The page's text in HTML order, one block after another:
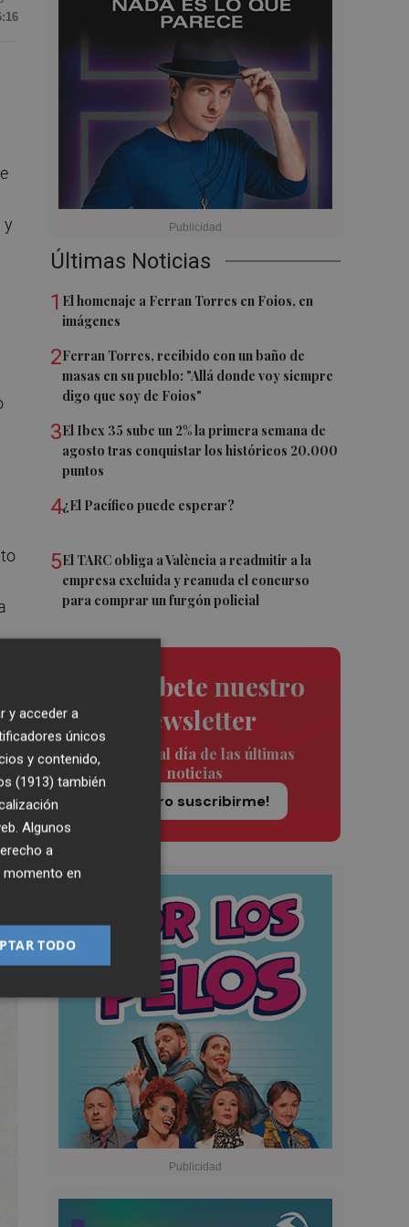
Últimas Noticias
1 El homenaje a Ferran Torres en Foios, en
imágenes
2Ferran Torres, recibido con un baño de
masas en su pueblo: "Allá donde voy siempre
digo que soy de Foios"
3El Ibex 35 sube un 2% la primera semana de
agosto tras conquistar los históricos 20.000
puntos
4¿El Pacífico puede esperar?
5El TARC obliga a València a readmitir a la
empresa excluida y reanuda el concurso
para comprar un furgón policial
Suscríbete nuestro
newsletter
Siempre al día de las últimas
noticias
¡Quiero suscribirme!
y
y acceder a
únicos
y contenido,
(1913) también
Algunos
a
momento en
TODO